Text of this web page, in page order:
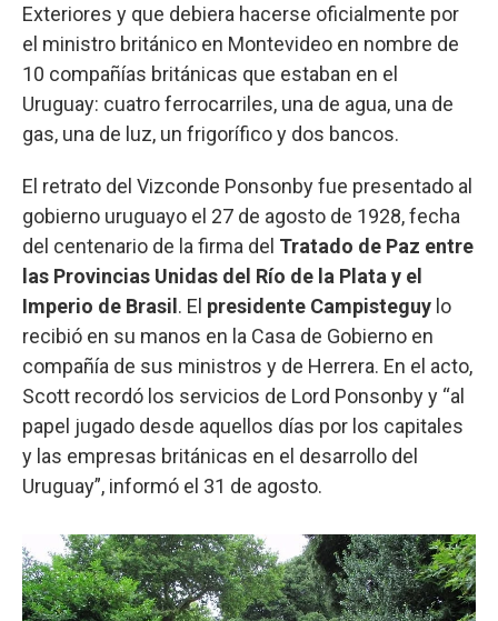
Exteriores y que debiera hacerse oficialmente por
el ministro británico en Montevideo en nombre de
10 compañías británicas que estaban en el
Uruguay: cuatro ferrocarriles, una de agua, una de
gas, una de luz, un frigorífico y dos bancos.
El retrato del Vizconde Ponsonby fue presentado al
gobierno uruguayo el 27 de agosto de 1928, fecha
del centenario de la firma del Tratado de Paz entre
las Provincias Unidas del Río de la Plata y el
Imperio de Brasil . El presidente Campisteguy lo
recibió en su manos en la Casa de Gobierno en
compañía de sus ministros y de Herrera. En el acto,
Scott recordó los servicios de Lord Ponsonby y “al
papel jugado desde aquellos días por los capitales
y las empresas británicas en el desarrollo del
Uruguay”, informó el 31 de agosto.